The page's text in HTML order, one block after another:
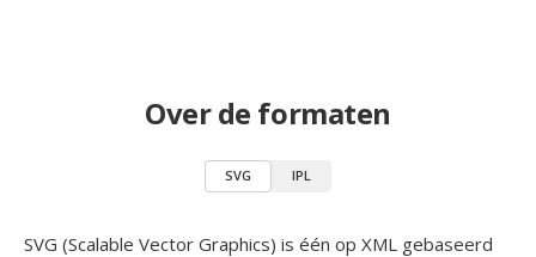
Over de formaten
SVG IPL
SVG (Scalable Vector Graphics) is één op XML gebaseerd